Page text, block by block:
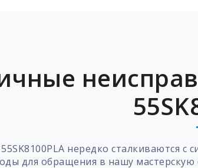
нередко сталкиваются с
для обращения в нашу